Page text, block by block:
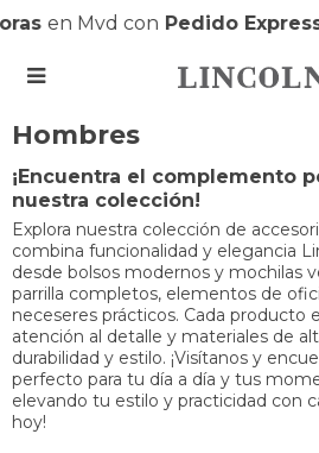
en Mvd conPedido Express||

Hombres
¡Encuentra el complemento
nuestra colección!
Explora nuestra colección de
combina funcionalidad y elegancia
desde bolsos modernos y mochilas
parrilla completos, elementos de
neceseres prácticos. Cada producto
atención al detalle y materiales de
durabilidad y estilo. ¡Visítanos y
perfecto para tu día a día y tus
elevando tu estilo y practicidad con
hoy!